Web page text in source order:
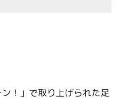
！」で取り上げられた足